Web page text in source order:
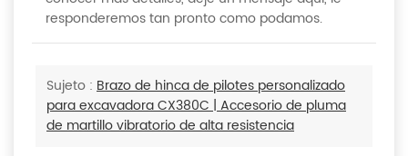
responderemos tan pronto como podamos.
Sujeto : Brazo de hinca de pilotes personalizado
para excavadora CX380C | Accesorio de pluma
de martillo vibratorio de alta resistencia